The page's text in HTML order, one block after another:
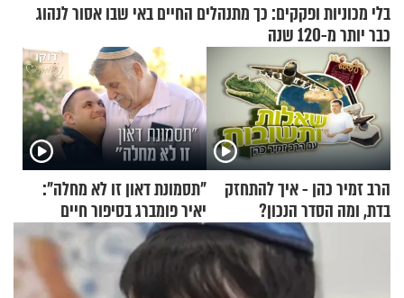
בלי מכוניות ופקקים: כך מתנהלים החיים באי שבו אסור לנהוג
כבר יותר מ-120 שנה
הרב זמיר כהן - איך להתחזק
בדת, ומה הסדר הנכון?
"תסמונת דאון זו לא מחלה":
יאיר פומברג בסיפור חיים
מעורר השראה